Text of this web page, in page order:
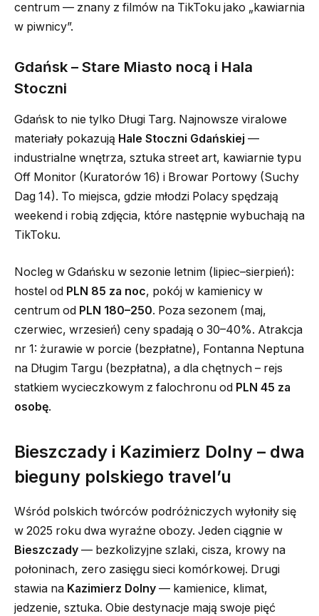
centrum — znany z filmów na TikToku jako „kawiarnia
w piwnicy”.
Gdańsk – Stare Miasto nocą i Hala
Stoczni
Gdańsk to nie tylko Długi Targ. Najnowsze viralowe
materiały pokazują Hale Stoczni Gdańskiej —
industrialne wnętrza, sztuka street art, kawiarnie typu
Off Monitor (Kuratorów 16) i Browar Portowy (Suchy
Dag 14). To miejsca, gdzie młodzi Polacy spędzają
weekend i robią zdjęcia, które następnie wybuchają na
TikToku.
Nocleg w Gdańsku w sezonie letnim (lipiec–sierpień):
hostel od PLN 85 za noc, pokój w kamienicy w
centrum od PLN 180–250. Poza sezonem (maj,
czerwiec, wrzesień) ceny spadają o 30–40%. Atrakcja
nr 1: żurawie w porcie (bezpłatne), Fontanna Neptuna
na Długim Targu (bezpłatna), a dla chętnych – rejs
statkiem wycieczkowym z falochronu od PLN 45 za
osobę.
Bieszczady i Kazimierz Dolny – dwa
bieguny polskiego travel’u
Wśród polskich twórców podróżniczych wyłoniły się
w 2025 roku dwa wyraźne obozy. Jeden ciągnie w
Bieszczady — bezkolizyjne szlaki, cisza, krowy na
połoninach, zero zasięgu sieci komórkowej. Drugi
stawia na Kazimierz Dolny — kamienice, klimat,
jedzenie, sztuka. Obie destynacje mają swoje pięć